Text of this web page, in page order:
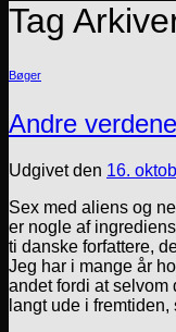
Tag
Bøger
Andre
Udgivet den 16.
Sex med aliens og
er nogle af
ti danske forfattere,
Jeg har i mange år
andet fordi at selvom
langt ude i